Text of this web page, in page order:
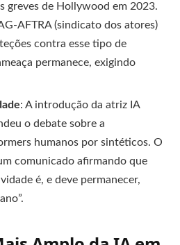
greves de Hollywood em 2023.
AFTRA (sindicato dos atores)
contra esse tipo de
permanece, exigindo
: A introdução da atriz IA
o debate sobre a
humanos por sintéticos. O
comunicado afirmando que
é, e deve permanecer,